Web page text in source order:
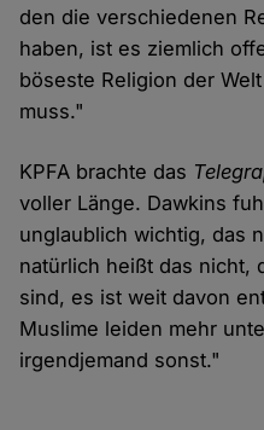
den die verschiedenen
haben, ist es ziemlich
böseste Religion der
muss."
KPFA brachte das
voller Länge. Dawkins
unglaublich wichtig, das
natürlich heißt das nicht,
sind, es ist weit davon
Muslime leiden mehr
irgendjemand sonst."